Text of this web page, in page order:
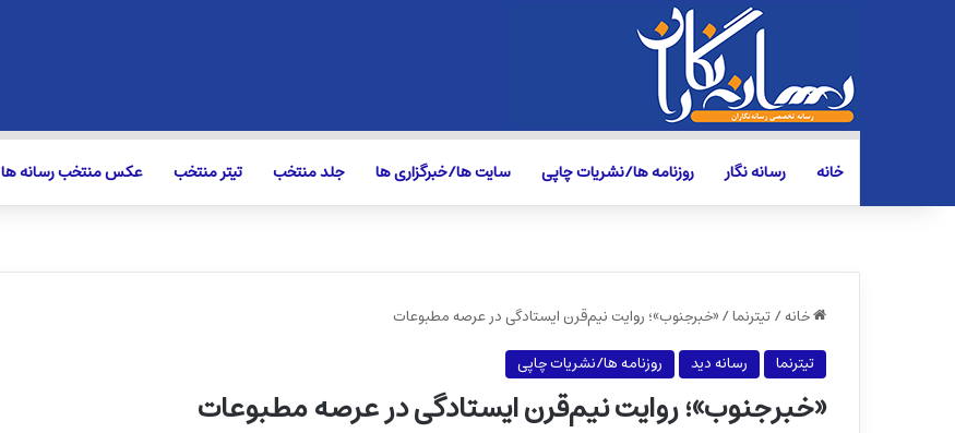
خانه رسانه نگار روزنامه ها/نشریات چاپی سایت ها/خبرگزاری ها جلد منتخب تیتر منتخب عکس منتخب رسانه ها
خانه/تیترنما/«خبرجنوب»؛ روایت نیم‌قرن ایستادگی در عرصه مطبوعات
تیترنما
رسانه دید روزنامه ها/نشریات چاپی
«خبرجنوب»؛ روایت نیم‌قرن ایستادگی در عرصه مطبوعات